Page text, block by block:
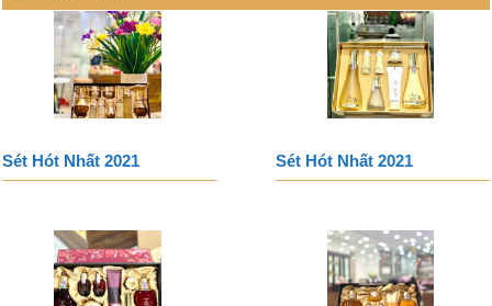
Sét Hót Nhất 2021 Sét Hót Nhất 2021